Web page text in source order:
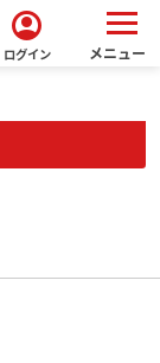
account_circle
ログイン メニュー